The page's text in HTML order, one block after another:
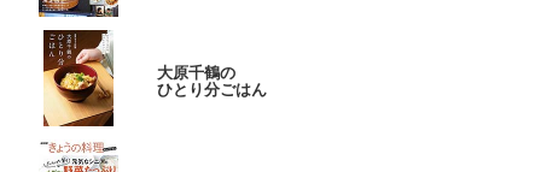
大原千鶴の
ひとり分ごはん